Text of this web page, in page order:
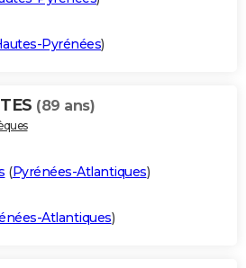
Pyrénées)
(89 ans)
(Pyrénées-Atlantiques)
Atlantiques)